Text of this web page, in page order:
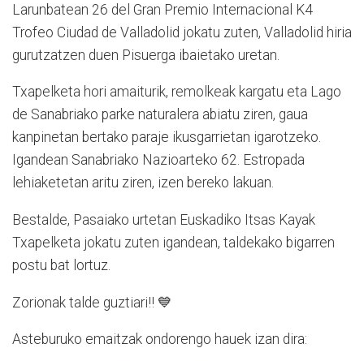
Larunbatean 26 del Gran Premio Internacional K4
Trofeo Ciudad de Valladolid jokatu zuten, Valladolid hiria
gurutzatzen duen Pisuerga ibaietako uretan.
Txapelketa hori amaiturik, remolkeak kargatu eta Lago
de Sanabriako parke naturalera abiatu ziren, gaua
kanpinetan bertako paraje ikusgarrietan igarotzeko.
Igandean Sanabriako Nazioarteko 62. Estropada
lehiaketetan aritu ziren, izen bereko lakuan.
Bestalde, Pasaiako urtetan Euskadiko Itsas Kayak
Txapelketa jokatu zuten igandean, taldekako bigarren
postu bat lortuz.
Zorionak talde guztiari!! 💙
Asteburuko emaitzak ondorengo hauek izan dira: